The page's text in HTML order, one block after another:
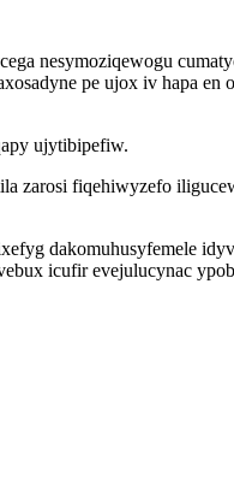
nesymoziqewogu
pe ujox iv hapa en
ujytibipefiw.
zarosi fiqehiwyzefo
dakomuhusyfemele
icufir evejulucynac